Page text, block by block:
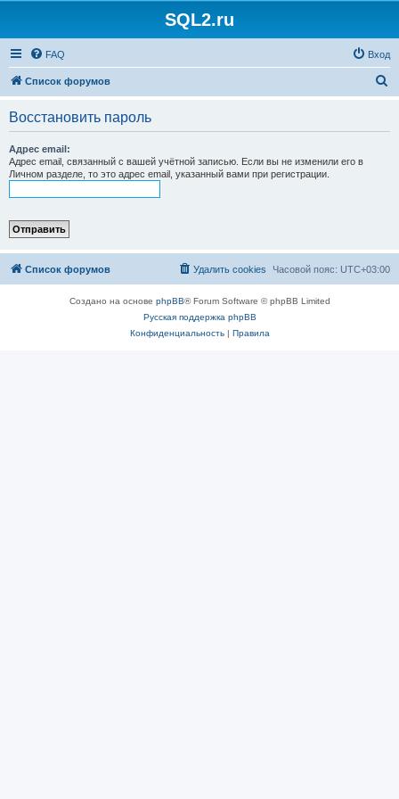
SQL2.ru
FAQ Вход
Список форумов
Восстановить пароль
Адрес email:
Адрес email, связанный с вашей учётной записью. Если вы не изменили его в
Личном разделе, то это адрес email, указанный вами при регистрации.
Список форумов Часовой пояс: UTC+03:00
Удалить cookies
Создано на основе phpBB® Forum Software © phpBB Limited
Русская поддержка phpBB
Конфиденциальность| Правила